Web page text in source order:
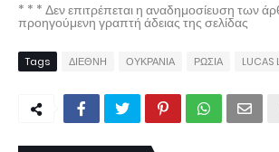
* * * Δεν επιτρέπεται η αναδημοσίευση των
προηγούμενη γραπτή άδειας της σελίδας
Tags ΔΙΕΘΝΗ ΟΥΚΡΑΝΙΑ ΡΩΣΙΑ LUCAS